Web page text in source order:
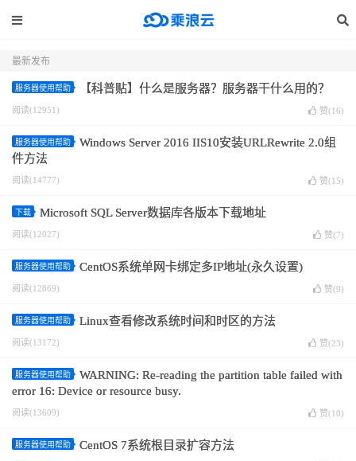
最新发布
服务器使用帮助 【科普贴】什么是服务器？服务器干什么用的？
阅读(12951) 赞(16)
服务器使用帮助
Windows Server 2016 IIS10安装URLRewrite 2.0组
件方法
阅读(14777) 赞(15)
下载 Microsoft SQL Server数据库各版本下载地址
阅读(12027) 赞(7)
服务器使用帮助 CentOS系统单网卡绑定多IP地址(永久设置)
阅读(12869) 赞(9)
服务器使用帮助 Linux查看修改系统时间和时区的方法
阅读(13172) 赞(23)
服务器使用帮助
WARNING: Re-reading the partition table failed with
error 16: Device or resource busy.
阅读(13609) 赞(10)
服务器使用帮助 CentOS 7系统根目录扩容方法